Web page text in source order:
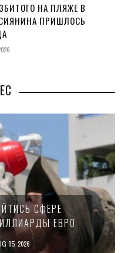
НА ПЛЯЖЕ В
ПРИШЛОСЬ
КИПРА ПЕРЕПИСАЛ
ПРОЦЕНТНОМ НАЛОГЕ
КРУПНЫХ
КОМПАНИЙ